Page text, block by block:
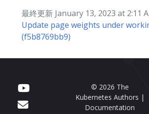
最終更新 January 13, 2023 at 2:11
Update page weights under
(f5b8769bb9)
© 2026 The
Kubernetes Authors |
Documentation